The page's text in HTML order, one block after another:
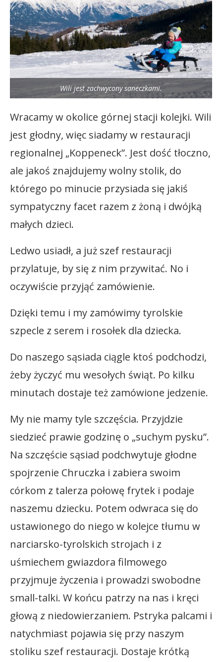
Wili jest zachwycony saneczkami.
Wracamy w okolice górnej stacji kolejki. Wili
jest głodny, więc siadamy w restauracji
regionalnej „Koppeneck”. Jest dość tłoczno,
ale jakoś znajdujemy wolny stolik, do
którego po minucie przysiada się jakiś
sympatyczny facet razem z żoną i dwójką
małych dzieci.
Ledwo usiadł, a już szef restauracji
przylatuje, by się z nim przywitać. No i
oczywiście przyjąć zamówienie.
Dzięki temu i my zamówimy tyrolskie
szpecle z serem i rosołek dla dziecka.
Do naszego sąsiada ciągle ktoś podchodzi,
żeby życzyć mu wesołych świąt. Po kilku
minutach dostaje też zamówione jedzenie.
My nie mamy tyle szczęścia. Przyjdzie
siedzieć prawie godzinę o „suchym pysku”.
Na szczęście sąsiad podchwytuje głodne
spojrzenie Chruczka i zabiera swoim
córkom z talerza połowę frytek i podaje
naszemu dziecku. Potem odwraca się do
ustawionego do niego w kolejce tłumu w
narciarsko-tyrolskich strojach i z
uśmiechem gwiazdora filmowego
przyjmuje życzenia i prowadzi swobodne
small-talki. W końcu patrzy na nas i kręci
głową z niedowierzaniem. Pstryka palcami i
natychmiast pojawia się przy naszym
stoliku szef restauracji. Dostaje krótką